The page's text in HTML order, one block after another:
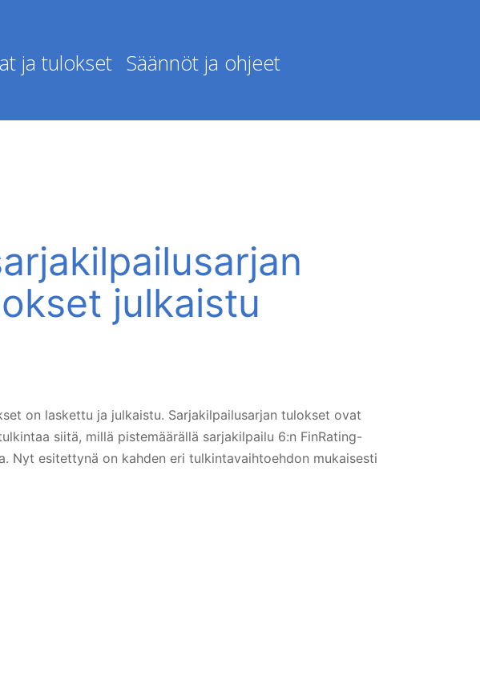
ja tulokset Säännöt ja ohjeet
julkaistu
on laskettu ja julkaistu. Sarjakilpailusarjan tulokset ovat
siitä, millä pistemäärällä sarjakilpailu 6:n FinRating-
Nyt esitettynä on kahden eri tulkintavaihtoehdon mukaisesti